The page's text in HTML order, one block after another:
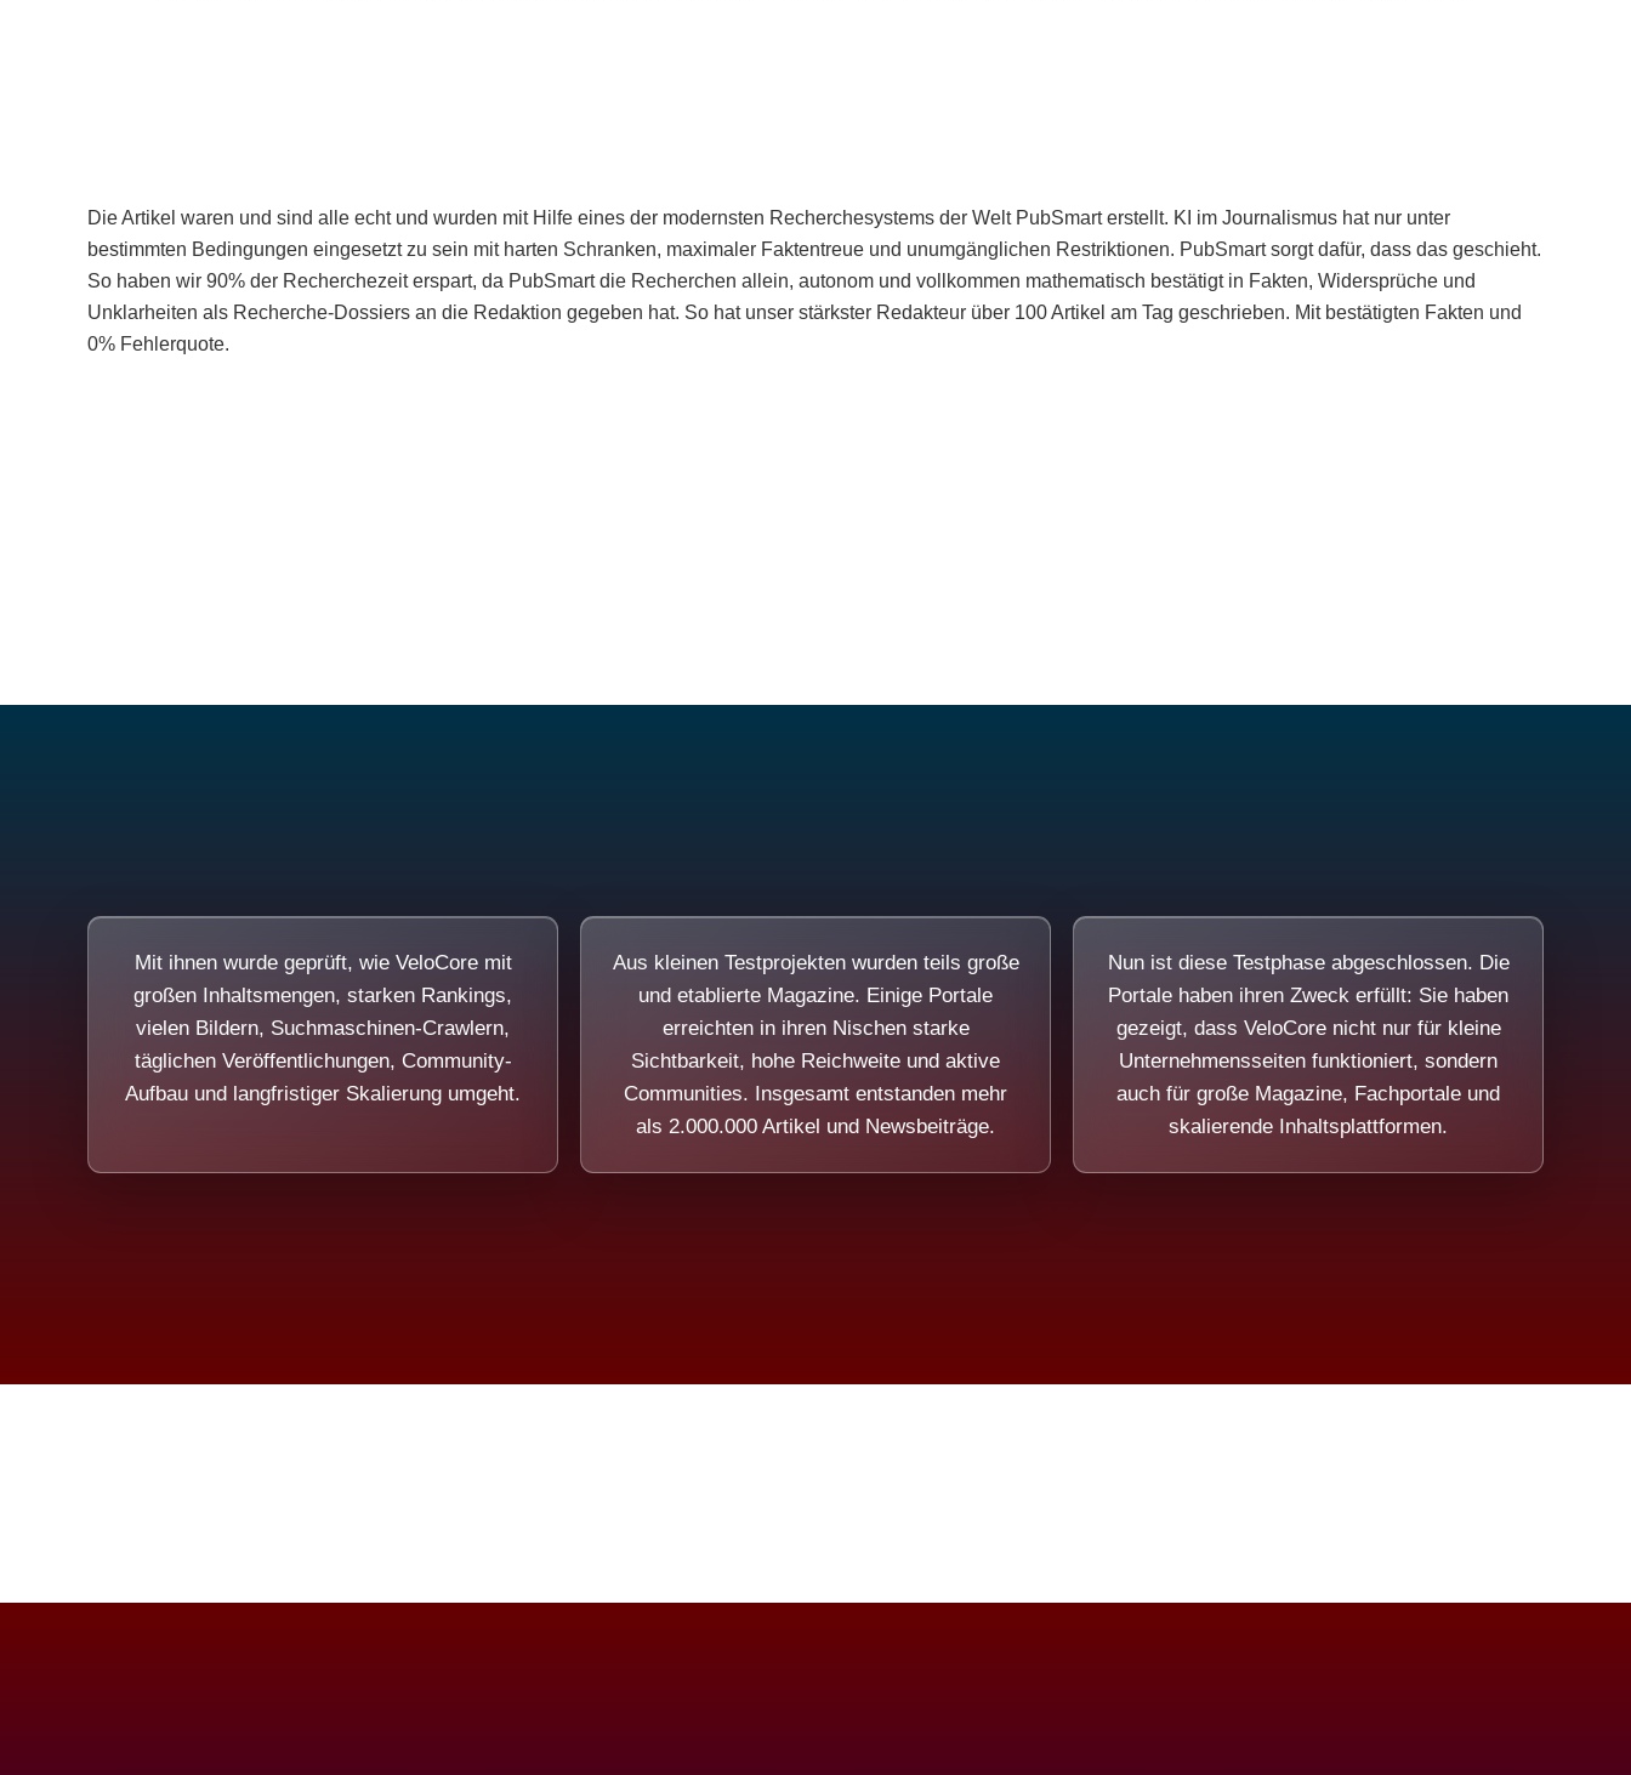
Die Artikel waren und sind alle echt und wurden mit Hilfe eines der modernsten Recherchesystems der Welt PubSmart erstellt. KI im Journalismus hat nur unter
bestimmten Bedingungen eingesetzt zu sein mit harten Schranken, maximaler Faktentreue und unumgänglichen Restriktionen. PubSmart sorgt dafür, dass das geschieht.
So haben wir 90% der Recherchezeit erspart, da PubSmart die Recherchen allein, autonom und vollkommen mathematisch bestätigt in Fakten, Widersprüche und
Unklarheiten als Recherche-Dossiers an die Redaktion gegeben hat. So hat unser stärkster Redakteur über 100 Artikel am Tag geschrieben. Mit bestätigten Fakten und
0% Fehlerquote.
Mit ihnen wurde geprüft, wie VeloCore mit
großen Inhaltsmengen, starken Rankings,
vielen Bildern, Suchmaschinen-Crawlern,
täglichen Veröffentlichungen, Community-
Aufbau und langfristiger Skalierung umgeht.
Aus kleinen Testprojekten wurden teils große
und etablierte Magazine. Einige Portale
erreichten in ihren Nischen starke
Sichtbarkeit, hohe Reichweite und aktive
Communities. Insgesamt entstanden mehr
als 2.000.000 Artikel und Newsbeiträge.
Nun ist diese Testphase abgeschlossen. Die
Portale haben ihren Zweck erfüllt: Sie haben
gezeigt, dass VeloCore nicht nur für kleine
Unternehmensseiten funktioniert, sondern
auch für große Magazine, Fachportale und
skalierende Inhaltsplattformen.